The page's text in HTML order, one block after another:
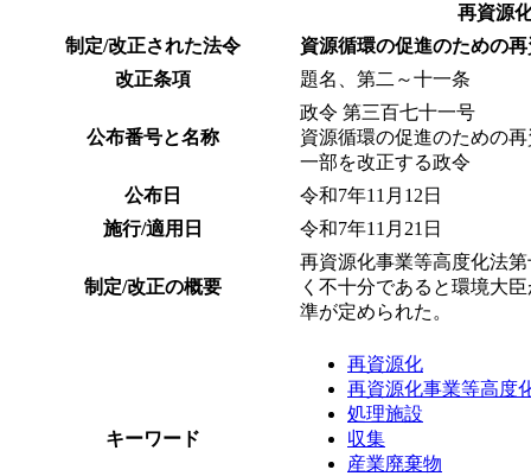
再資源
制定/改正された法令
資源循環の促進のための
改正条項
題名、第二～十一条
公布番号と名称
政令 第三百七十一号
資源循環の促進のための
一部を改正する政令
公布日
令和7年11月12日
施行/適用日
令和7年11月21日
制定/改正の概要
再資源化事業等高度化法
く不十分であると環境大
準が定められた。
キーワード
再資源化
再資源化事業等高度
処理施設
収集
産業廃棄物